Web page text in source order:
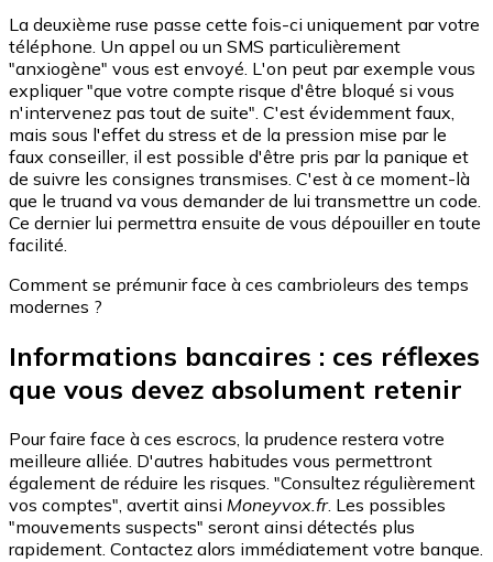
La deuxième ruse passe cette fois-ci uniquement par votre
téléphone. Un appel ou un SMS particulièrement
"anxiogène" vous est envoyé. L'on peut par exemple vous
expliquer "que votre compte risque d'être bloqué si vous
n'intervenez pas tout de suite". C'est évidemment faux,
mais sous l'effet du stress et de la pression mise par le
faux conseiller, il est possible d'être pris par la panique et
de suivre les consignes transmises. C'est à ce moment-là
que le truand va vous demander de lui transmettre un code.
Ce dernier lui permettra ensuite de vous dépouiller en toute
facilité.
Comment se prémunir face à ces cambrioleurs des temps
modernes ?
Informations bancaires : ces réflexes
que vous devez absolument retenir
Pour faire face à ces escrocs, la prudence restera votre
meilleure alliée. D'autres habitudes vous permettront
également de réduire les risques. "Consultez régulièrement
vos comptes", avertit ainsi Moneyvox.fr. Les possibles
"mouvements suspects" seront ainsi détectés plus
rapidement. Contactez alors immédiatement votre banque.